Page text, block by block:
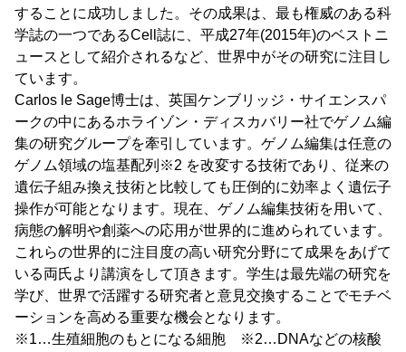
することに成功しました。その成果は、最も権威のある科
学誌の一つであるCell誌に、平成27年(2015年)のベストニ
ュースとして紹介されるなど、世界中がその研究に注目し
ています。
Carlos le Sage博士は、英国ケンブリッジ・サイエンスパ
ークの中にあるホライゾン・ディスカバリー社でゲノム編
集の研究グループを牽引しています。ゲノム編集は任意の
ゲノム領域の塩基配列※2 を改変する技術であり、従来の
遺伝子組み換え技術と比較しても圧倒的に効率よく遺伝子
操作が可能となります。現在、ゲノム編集技術を用いて、
病態の解明や創薬への応用が世界的に進められています。
これらの世界的に注目度の高い研究分野にて成果をあげて
いる両氏より講演をして頂きます。学生は最先端の研究を
学び、世界で活躍する研究者と意見交換することでモチベ
ーションを高める重要な機会となります。
※1…生殖細胞のもとになる細胞 ※2…DNAなどの核酸